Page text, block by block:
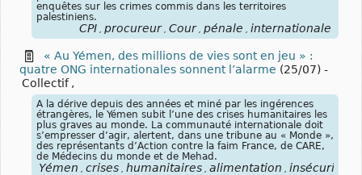
enquêtes sur les crimes commis dans les territoires
palestiniens.
CPI procureur Cour pénale internationale
« Au Yémen, des millions de vies sont en jeu » :
quatre ONG internationales sonnent l’alarme (25/07) -
Collectif ,
A la dérive depuis des années et miné par les ingérences
étrangères, le Yémen subit l’une des crises humanitaires les
plus graves au monde. La communauté internationale doit
s’empresser d’agir, alertent, dans une tribune au « Monde »,
des représentants d’Action contre la faim France, de CARE,
de Médecins du monde et de Mehad.
Yémen crises humanitaires alimentation insécurité